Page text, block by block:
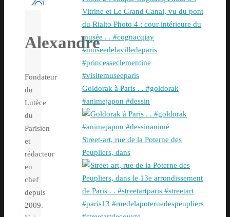
Alexandre
Fondateur
du
Lutèce
du
Parisien
et
rédacteur
en
chef
depuis
2009.
Goldorak à Paris . . #goldorak
#animejapon #dessin
Street-art, rue de la Poterne des
Peupliers, dans